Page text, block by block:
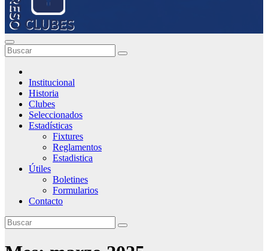
Institucional
Historia
Clubes
Seleccionados
Estadísticas
Fixtures
Reglamentos
Estadistica
Útiles
Boletines
Formularios
Contacto